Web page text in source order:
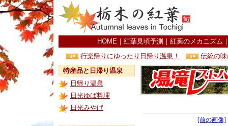
HOME ｜ 紅葉見頃予測 ｜ 紅葉のメカニズム
行楽帰りにゆったり日帰り温泉！
伝統の
特産品と日帰り温泉
日帰り温泉
日光ゆば料理
日光みやげ
[前の画像]